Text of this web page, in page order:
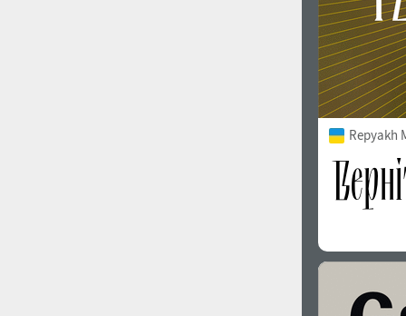
Repyakh